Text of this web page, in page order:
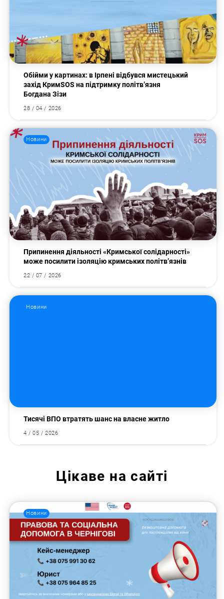
Пошук за запитом:
Обійми у картинах: в Ірпені відбувся мистецький
захід КримSOS на підтримку політв’язня
Богдана Зізи
28 / 04 / 2026
Новини
Припинення діяльності «Кримської солідарності»
може посилити ізоляцію кримських політв’язнів
22 / 07 / 2026
Новини
Тисячі ВПО втратять шанс на власне житло
4 / 05 / 2026
Цікаве на сайті
Новини